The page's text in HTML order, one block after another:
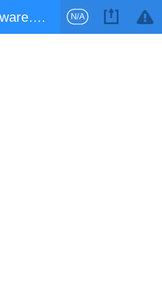
Whois.stsoftware.biz N/A